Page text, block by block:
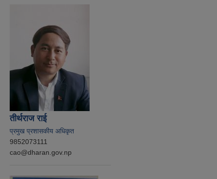
तीर्थराज राई
प्रमुख प्रशासकीय अधिकृत
9852073111
cao@dharan.gov.np